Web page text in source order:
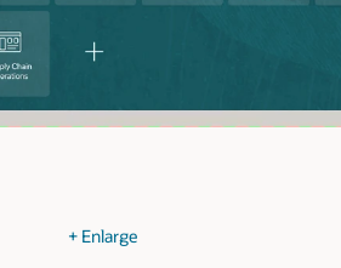
Enlarge
image
+